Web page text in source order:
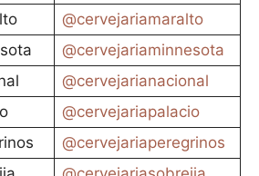
@cervejariamaralto
@cervejariaminnesota
@cervejarianacional
@cervejariapalacio
@cervejariaperegrinos